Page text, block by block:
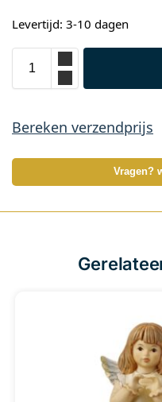
Levertijd: 3-10 dagen
Bereken verzendprijs
Vragen?